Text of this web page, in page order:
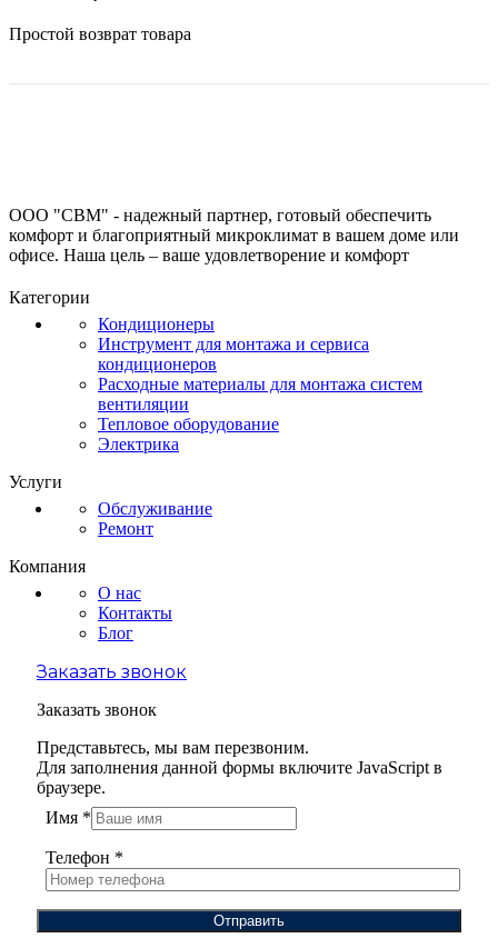
Простой возврат товара
ООО "СВМ" - надежный партнер, готовый обеспечить
комфорт и благоприятный микроклимат в вашем доме или
офисе. Наша цель – ваше удовлетворение и комфорт
Категории
Кондиционеры
Инструмент для монтажа и сервиса
кондиционеров
Расходные материалы для монтажа систем
вентиляции
Тепловое оборудование
Электрика
Услуги
Обслуживание
Ремонт
Компания
О нас
Контакты
Блог
Заказать звонок
Заказать звонок
Представьтесь, мы вам перезвоним.
Для заполнения данной формы включите JavaScript в
браузере.
Имя *
Телефон *
Отправить